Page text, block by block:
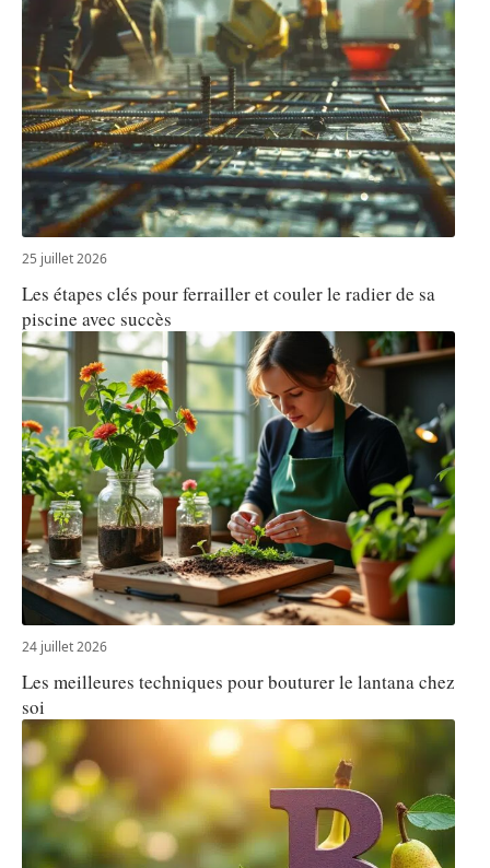
25 juillet 2026
Les étapes clés pour ferrailler et couler le radier de sa
piscine avec succès
24 juillet 2026
Les meilleures techniques pour bouturer le lantana chez
soi